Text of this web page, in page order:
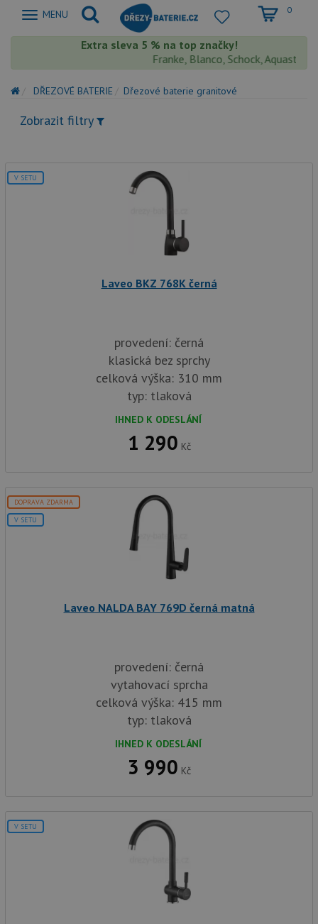
Zobrazit
MENU 0
Extra sleva 5 % na top značky!
Franke, Blanco, Schock,
DŘEZOVÉ BATERIE Dřezové baterie granitové
Zobrazit filtry
V SETU
Laveo BKZ 768K černá
provedení: černá
klasická bez sprchy
celková výška: 310 mm
typ: tlaková
IHNED K ODESLÁNÍ
1 290 Kč
DOPRAVA ZDARMA
V SETU
Laveo NALDA BAY 769D černá matná
provedení: černá
vytahovací sprcha
celková výška: 415 mm
typ: tlaková
IHNED K ODESLÁNÍ
3 990 Kč
V SETU